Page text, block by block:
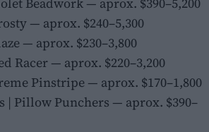
— aprox. $240–5,300
— aprox. $230–3,800
Racer — aprox. $220–3,200
Pinstripe — aprox. $170–1,800
| Pillow Punchers — aprox. $390–